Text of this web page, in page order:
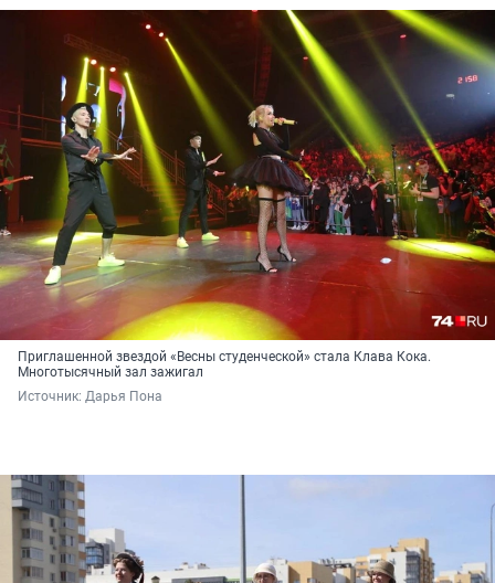
Приглашенной звездой «Весны студенческой» стала Клава Кока.
Многотысячный зал зажигал
Источник: Дарья Пона